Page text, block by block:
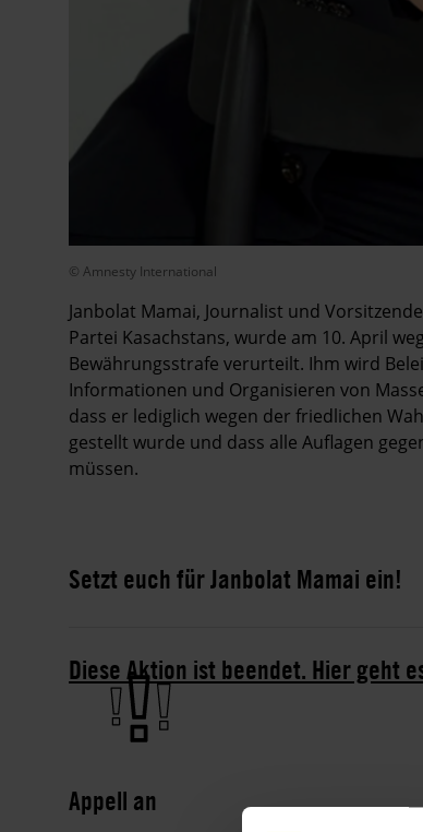
© Amnesty International
Janbolat Mamai, Journalist und
Partei Kasachstans, wurde am 10. April
Bewährungsstrafe verurteilt. Ihm wird
Informationen und Organisieren von
dass er lediglich wegen der friedlichen
gestellt wurde und dass alle Auflagen
müssen.
Setzt euch für Janbolat Mamai ein!
Diese Aktion ist beendet. Hier geht
Appell an